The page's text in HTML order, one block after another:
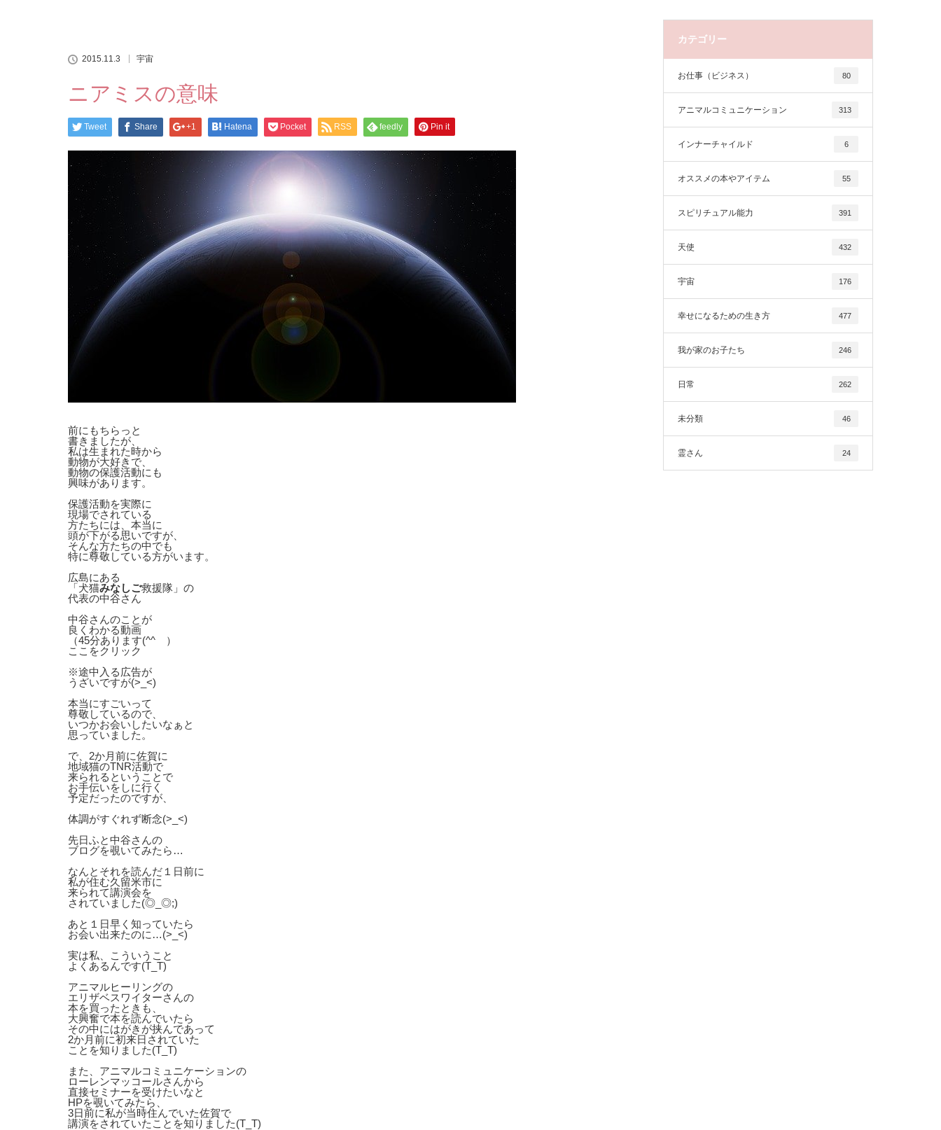
2015.11.3 宇宙
ニアミスの意味
Tweet Share +1 Hatena Pocket RSS feedly Pin it
前にもちらっと
書きましたが、
私は生まれた時から
動物が大好きで、
動物の保護活動にも
興味があります。
保護活動を実際に
現場でされている
方たちには、本当に
頭が下がる思いですが、
そんな方たちの中でも
特に尊敬している方がいます。
広島にある
「犬猫みなしご救援隊」の
代表の中谷さん
中谷さんのことが
良くわかる動画
（45分あります(^^ゞ）
ここをクリック
※途中入る広告が
うざいですが(>_<)
本当にすごいって
尊敬しているので、
いつかお会いしたいなぁと
思っていました。
で、2か月前に佐賀に
地域猫のTNR活動で
来られるということで
お手伝いをしに行く
予定だったのですが、
体調がすぐれず断念(>_<)
先日ふと中谷さんの
ブログを覗いてみたら…
なんとそれを読んだ１日前に
私が住む久留米市に
来られて講演会を
されていました(◎_◎;)
あと１日早く知っていたら
お会い出来たのに…(>_<)
実は私、こういうこと
よくあるんです(T_T)
アニマルヒーリングの
エリザベスワイターさんの
本を買ったときも、
大興奮で本を読んでいたら
その中にはがきが挟んであって
2か月前に初来日されていた
ことを知りました(T_T)
また、アニマルコミュニケーションの
ローレンマッコールさんから
直接セミナーを受けたいなと
HPを覗いてみたら、
3日前に私が当時住んでいた佐賀で
講演をされていたことを知りました(T_T)
カテゴリー
お仕事（ビジネス） 80
アニマルコミュニケーション 313
インナーチャイルド 6
オススメの本やアイテム 55
スピリチュアル能力 391
天使 432
宇宙 176
幸せになるための生き方 477
我が家のお子たち 246
日常 262
未分類 46
霊さん 24